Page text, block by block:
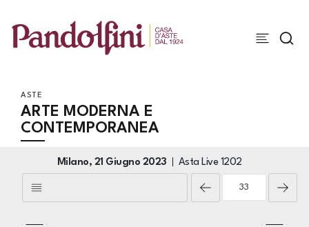
ASTE
ARTE MODERNA E
CONTEMPORANEA
Milano, 21 Giugno 2023 Asta Live 1202